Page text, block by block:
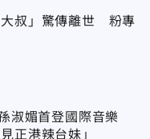
大叔」驚傳離世 粉專
淑媚首登國際音樂
正港辣台妹」